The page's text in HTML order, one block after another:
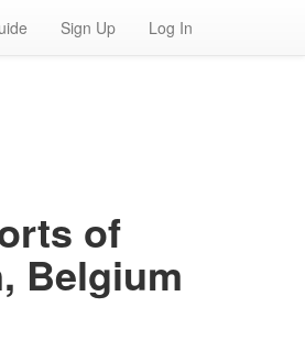
Sign Up Log In
of
Belgium